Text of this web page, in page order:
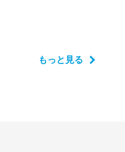
もっと見る